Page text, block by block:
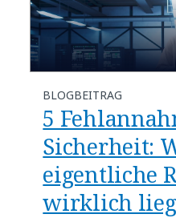
BLOGBEITRAG
5
Sicherheit:
eigentliche
wirklich